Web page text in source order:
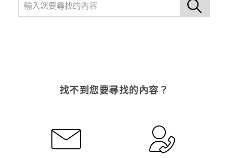
找不到您要尋找的內容？